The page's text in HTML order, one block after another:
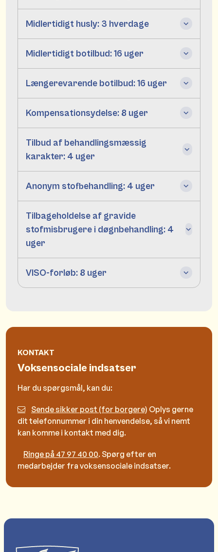
Midlertidigt husly: 3 hverdage
Midlertidigt botilbud: 16 uger
Længerevarende botilbud: 16 uger
Kompensationsydelse: 8 uger
Tilbud af behandlingsmæssig
karakter: 4 uger
Anonym stofbehandling: 4 uger
Tilbageholdelse af gravide
stofmisbrugere i døgnbehandling: 4
uger
VISO-forløb: 8 uger
KONTAKT
Voksensociale indsatser
Har du spørgsmål, kan du:
Sende sikker post (for borgere) Oplys gerne
dit telefonnummer i din henvendelse, så vi nemt
kan komme i kontakt med dig.
Ringe på 47 97 40 00. Spørg efter en
medarbejder fra voksensociale indsatser.